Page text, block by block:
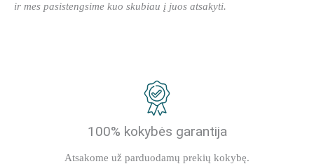
ir mes pasistengsime kuo skubiau į juos atsakyti.
100% kokybės garantija
Atsakome už parduodamų prekių kokybę.